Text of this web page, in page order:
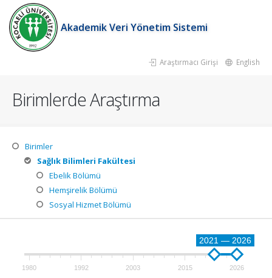
Akademik Veri Yönetim Sistemi
Araştırmacı Girişi English
Birimlerde Araştırma
Birimler
Sağlık Bilimleri Fakültesi
Ebelik Bölümü
Hemşirelik Bölümü
Sosyal Hizmet Bölümü
2021 — 2026
1980 1992 2003 2015 2026